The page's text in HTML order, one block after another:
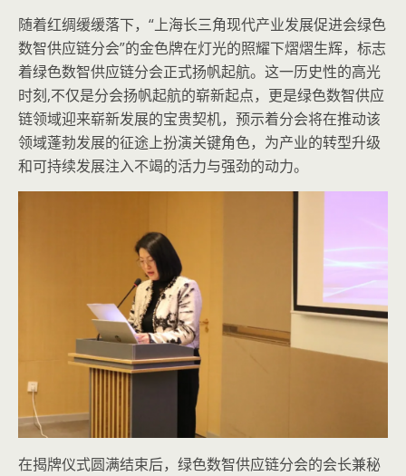
随着红绸缓缓落下，“上海长三角现代产业发展促进会绿色
数智供应链分会”的金色牌在灯光的照耀下熠熠生辉，标志
着绿色数智供应链分会正式扬帆起航。这一历史性的高光
时刻,不仅是分会扬帆起航的崭新起点，更是绿色数智供应
链领域迎来崭新发展的宝贵契机，预示着分会将在推动该
领域蓬勃发展的征途上扮演关键角色，为产业的转型升级
和可持续发展注入不竭的活力与强劲的动力。
在揭牌仪式圆满结束后，绿色数智供应链分会的会长兼秘